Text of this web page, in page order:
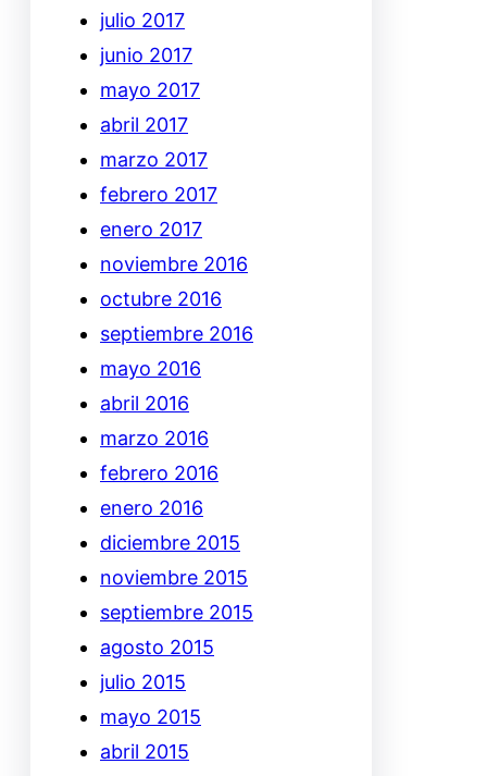
julio 2017
junio 2017
mayo 2017
abril 2017
marzo 2017
febrero 2017
enero 2017
noviembre 2016
octubre 2016
septiembre 2016
mayo 2016
abril 2016
marzo 2016
febrero 2016
enero 2016
diciembre 2015
noviembre 2015
septiembre 2015
agosto 2015
julio 2015
mayo 2015
abril 2015